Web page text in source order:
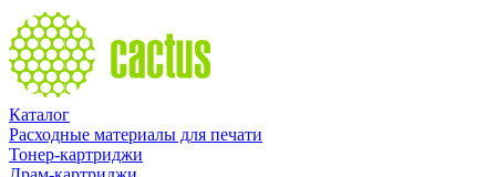
Каталог
Расходные материалы для печати
Тонер-картриджи